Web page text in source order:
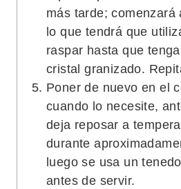
más tarde; comenzará
lo que tendrá que
raspar hasta que
cristal granizado.
Poner de nuevo en el
cuando lo necesite,
deja reposar a
durante
luego se usa un
antes de servir.